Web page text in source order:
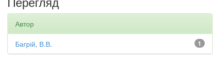
Автор
1
Багрій, В.В.